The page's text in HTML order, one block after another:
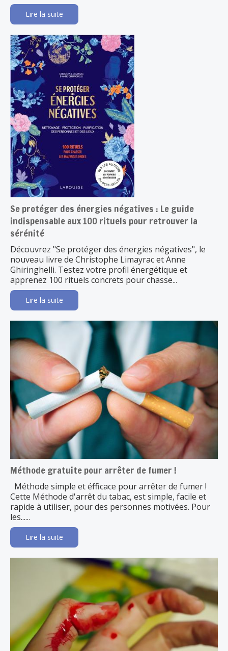
Lire la suite
Se protéger des énergies négatives : Le guide
indispensable aux 100 rituels pour retrouver la
sérénité
Découvrez "Se protéger des énergies négatives", le
nouveau livre de Christophe Limayrac et Anne
Ghiringhelli. Testez votre profil énergétique et
apprenez 100 rituels concrets pour chasse...
Lire la suite
Méthode gratuite pour arrêter de fumer !
Méthode simple et éfficace pour arrêter de fumer !
Cette Méthode d'arrêt du tabac, est simple, facile et
rapide à utiliser, pour des personnes motivées. Pour
les......
Lire la suite